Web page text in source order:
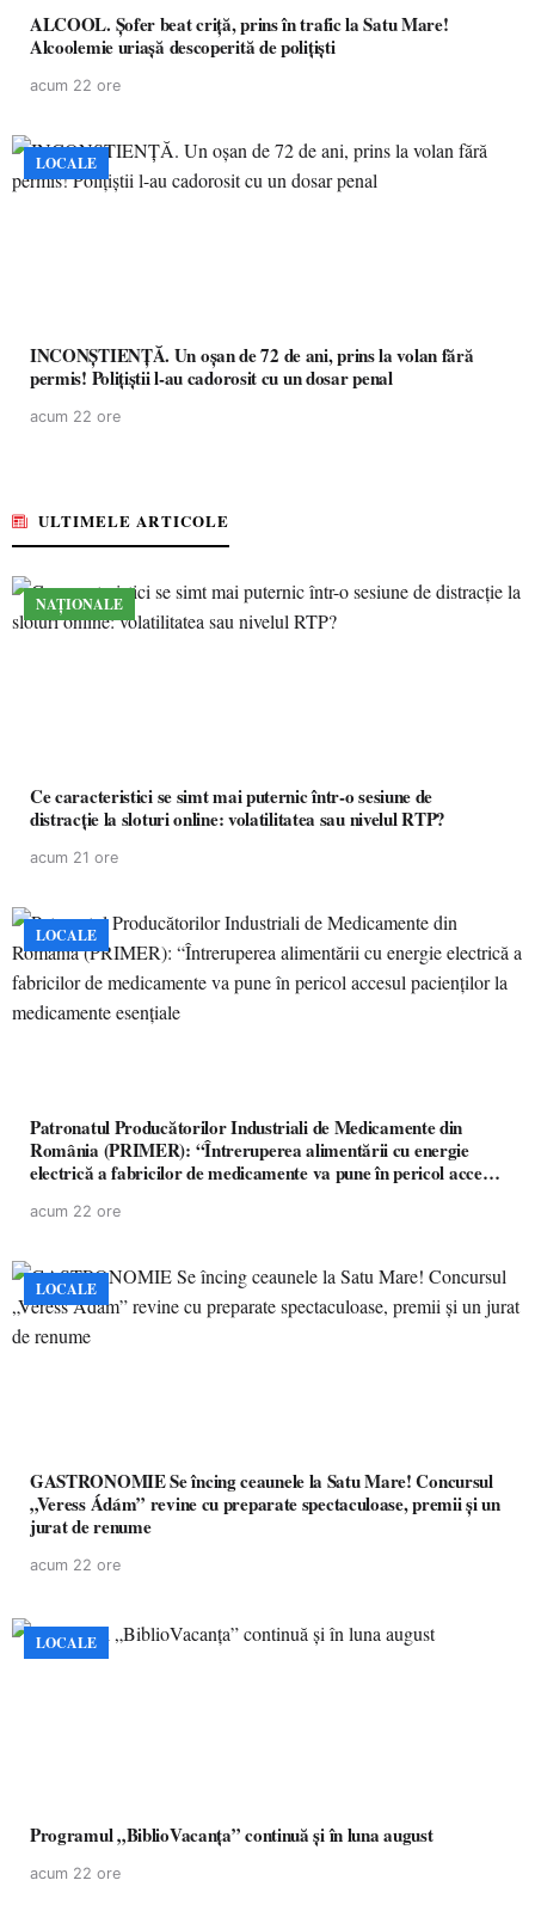
ALCOOL. Șofer beat criță, prins în trafic la Satu Mare!
Alcoolemie uriașă descoperită de polițiști
acum 22 ore
LOCALE
INCONȘTIENȚĂ. Un oșan de 72 de ani, prins la volan fără
permis! Polițiștii l-au cadorosit cu un dosar penal
acum 22 ore
ULTIMELE ARTICOLE
NAȚIONALE
Ce caracteristici se simt mai puternic într-o sesiune de
distracție la sloturi online: volatilitatea sau nivelul RTP?
acum 21 ore
LOCALE
Patronatul Producătorilor Industriali de Medicamente din
România (PRIMER): “Întreruperea alimentării cu energie
electrică a fabricilor de medicamente va pune în pericol accesul
acum 22 ore
LOCALE
GASTRONOMIE Se încing ceaunele la Satu Mare! Concursul
„Veress Ádám” revine cu preparate spectaculoase, premii și un
jurat de renume
acum 22 ore
LOCALE
Programul „BiblioVacanța” continuă și în luna august
acum 22 ore